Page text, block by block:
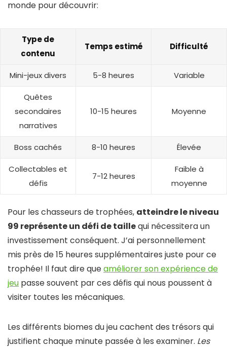
monde pour découvrir:
Type de
contenu
Temps estimé Difficulté
Mini-jeux divers 5-8 heures Variable
Quêtes
secondaires
narratives
10-15 heures Moyenne
Boss cachés 8-10 heures Élevée
Collectables et
défis
7-12 heures
Faible à
moyenne
Pour les chasseurs de trophées, atteindre le niveau
99 représente un défi de taillequi nécessitera un
investissement conséquent. J’ai personnellement
mis près de 15 heures supplémentaires juste pour ce
trophée! Il faut dire queaméliorer son expérience de
jeu passe souvent par ces défis qui nous poussent à
visiter toutes les mécaniques.
Les différents biomes du jeu cachent des trésors qui
justifient chaque minute passée à les examiner. Les